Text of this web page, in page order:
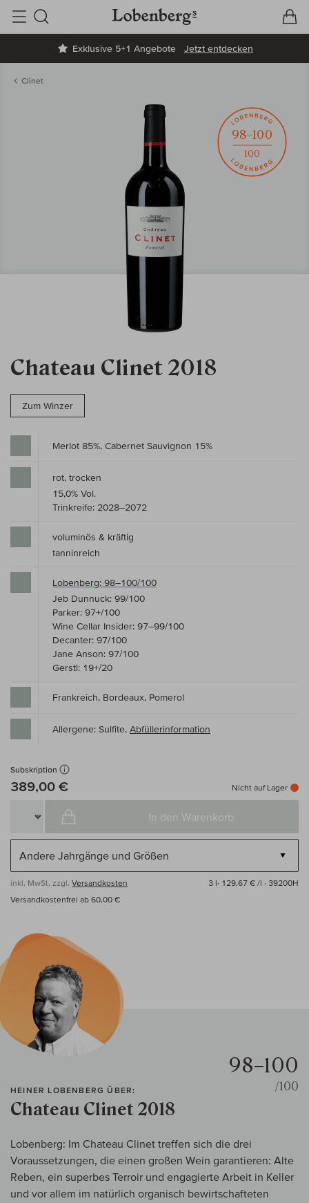
Exklusive 5+1 Angebote Jetzt entdecken
Suche
Clinet
Chateau Clinet 2018
Zum Winzer
98–100
100
Merlot 85%, Cabernet Sauvignon 15%
rot, trocken
15,0% Vol.
Trinkreife: 2028–2072
voluminös & kräftig
tanninreich
Lobenberg: 98–100/100
Jeb Dunnuck: 99/100
Parker: 97+/100
Wine Cellar Insider: 97–99/100
Decanter: 97/100
Jane Anson: 97/100
Gerstl: 19+/20
Frankreich, Bordeaux, Pomerol
Allergene: Sulfite, Abfüllerinformation
Subskription
389,00 € Nicht auf Lager
In den Warenkorb
inkl. MwSt, zzgl. Versandkosten 3 l· 129,67 € /l · 39200H
Versandkostenfrei ab 60,00 €
HEINER LOBENBERG ÜBER:
Chateau Clinet 2018
98–100
/100
Lobenberg: Im Chateau Clinet treffen sich die drei
Voraussetzungen, die einen großen Wein garantieren: Alte
Reben, ein superbes Terroir und engagierte Arbeit in Keller
und vor allem im natürlich organisch bewirtschafteten